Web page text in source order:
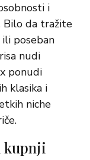
i
Bilo da tražite
ili poseban
nudi
ponudi
klasika i
niche
kupnji